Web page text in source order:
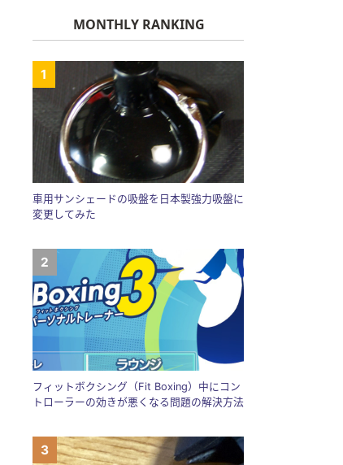
MONTHLY RANKING
車用サンシェードの吸盤を日本製強力吸盤に
変更してみた
フィットボクシング（Fit Boxing）中にコン
トローラーの効きが悪くなる問題の解決方法